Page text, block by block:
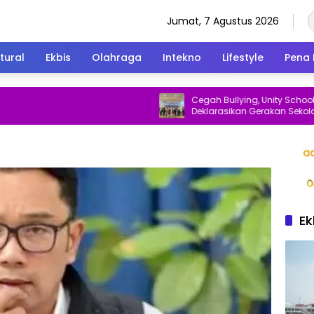
Jumat, 7 Agustus 2026
Ekbis Olahraga Intekno Lifestyle Pena
Cegah Bullying, Unity School Bekasi
Deklarasikan Gerakan Sekolah
dan Ramah Anak